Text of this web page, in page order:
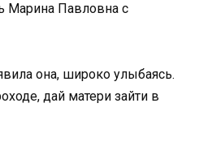
Марина Павловна с
она, широко улыбаясь.
дай матери зайти в